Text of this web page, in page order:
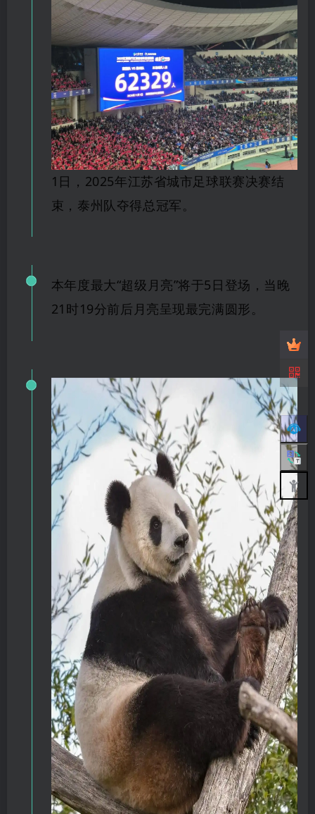
1日，2025年江苏省城市足球联赛决赛结
束 ， 泰州队夺得总冠军。
本年度最大“超级月亮”将于5日登场，当晚
21时19分前后月亮呈现最完满圆形。